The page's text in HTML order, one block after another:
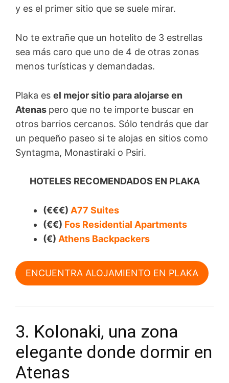
y es el primer sitio que se suele mirar.
No te extrañe que un hotelito de 3 estrellas
sea más caro que uno de 4 de otras zonas
menos turísticas y demandadas.
Plaka es el mejor sitio para alojarse en
Atenas pero que no te importe buscar en
otros barrios cercanos. Sólo tendrás que dar
un pequeño paseo si te alojas en sitios como
Syntagma, Monastiraki o Psiri.
HOTELES RECOMENDADOS EN PLAKA
(€€€) A77 Suites
(€€) Fos Residential Apartments
(€) Athens Backpackers
ENCUENTRA ALOJAMIENTO EN PLAKA
3. Kolonaki, una zona
elegante donde dormir en
Atenas